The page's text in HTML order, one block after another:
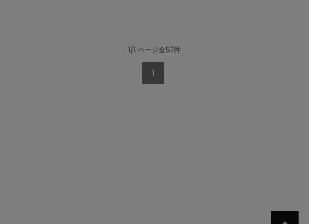
1/1 ページ全57件
1